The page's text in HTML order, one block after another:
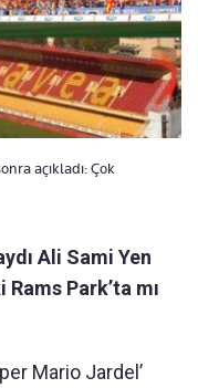
açıkladı: Çok
Ali Sami Yen
Park’ta mı
Mario Jardel’